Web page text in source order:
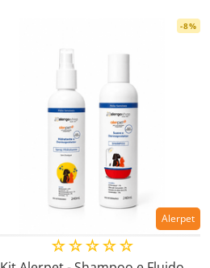
-8%
Alerpet
☆☆☆☆☆